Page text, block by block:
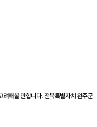
해볼 만합니다. 전북특별자치 완주군